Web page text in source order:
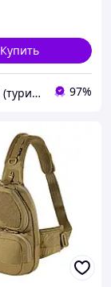
Купить
Вартовий (туризм, охота и кемпинг) 97%